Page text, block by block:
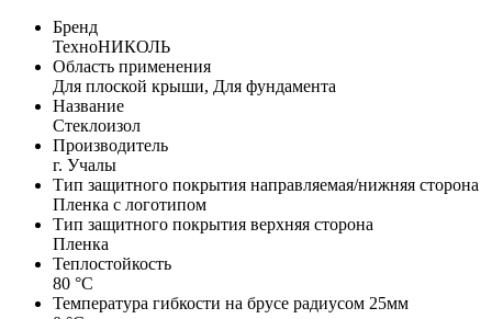
Бренд
ТехноНИКОЛЬ
Область применения
Для плоской крыши, Для фундамента
Название
Стеклоизол
Производитель
г. Учалы
Тип защитного покрытия направляемая/нижняя сторона
Пленка с логотипом
Тип защитного покрытия верхняя сторона
Пленка
Теплостойкость
80 °С
Температура гибкости на брусе радиусом 25мм